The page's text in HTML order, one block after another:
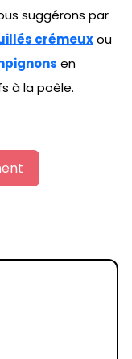
suggérons par
crémeuxou
en
à la poêle.